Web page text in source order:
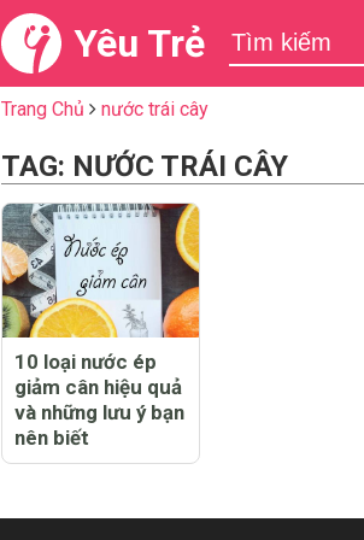
Yêu Trẻ
Trang Chủ nước trái cây
TAG: NƯỚC TRÁI CÂY
10 loại nước ép
giảm cân hiệu quả
và những lưu ý bạn
nên biết